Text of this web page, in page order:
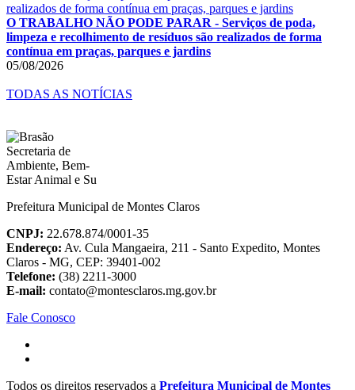
O TRABALHO NÃO PODE PARAR - Serviços de poda,
limpeza e recolhimento de resíduos são realizados de forma
contínua em praças, parques e jardins
05/08/2026
TODAS AS NOTÍCIAS
Prefeitura Municipal de Montes Claros
CNPJ: 22.678.874/0001-35
Endereço: Av. Cula Mangaeira, 211 - Santo Expedito, Montes
Claros - MG, CEP: 39401-002
Telefone: (38) 2211-3000
E-mail: contato@montesclaros.mg.gov.br
Fale Conosco
Todos os direitos reservados a Prefeitura Municipal de Montes